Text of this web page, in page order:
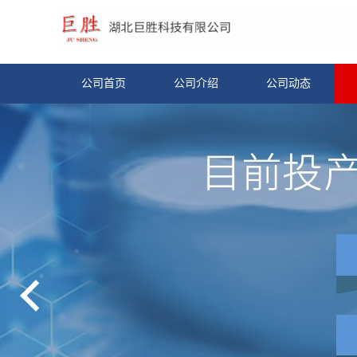
公司首页 公司介绍 公司动态